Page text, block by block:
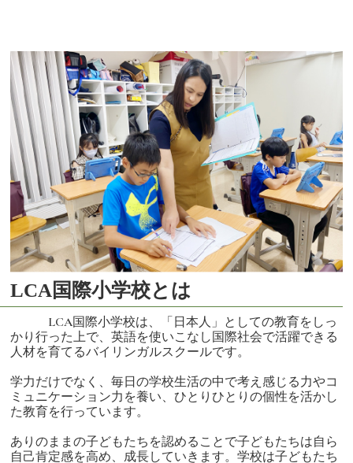
LCA国際小学校とは
LCA国際小学校は、「日本人」としての教育をしっ
かり行った上で、英語を使いこなし国際社会で活躍できる
人材を育てるバイリンガルスクールです。
学力だけでなく、毎日の学校生活の中で考え感じる力やコ
ミュニケーション力を養い、ひとりひとりの個性を活かし
た教育を行っています。
ありのままの子どもたちを認めることで子どもたちは自ら
自己肯定感を高め、成長していきます。学校は子どもたち